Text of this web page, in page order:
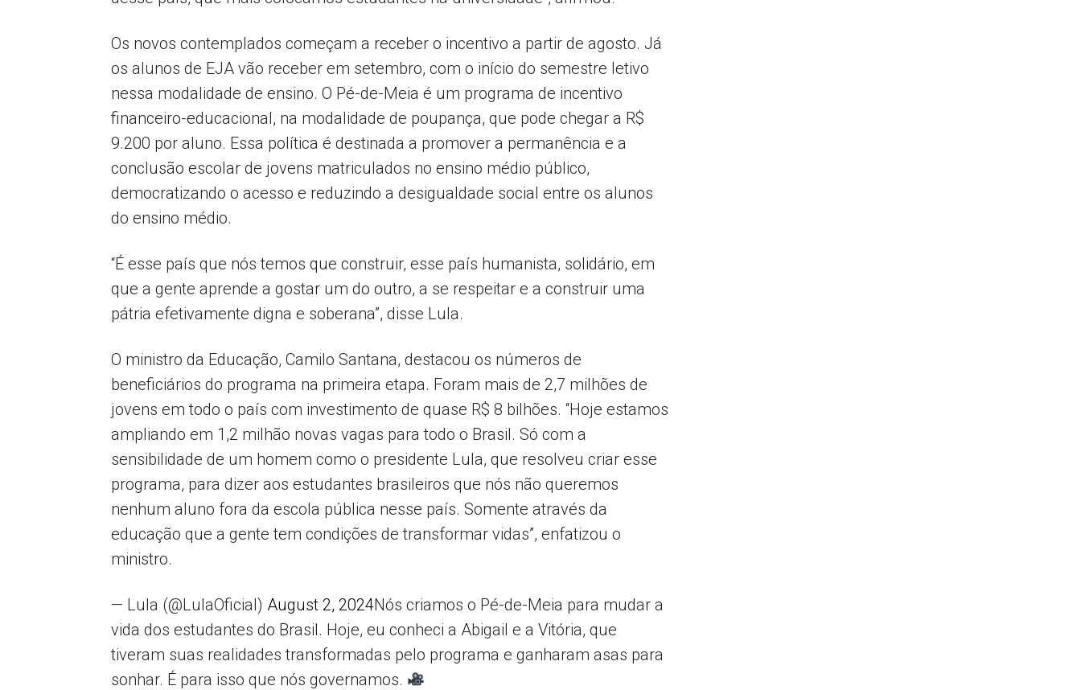
Os novos contemplados começam a receber o incentivo a partir de agosto. Já
os alunos de EJA vão receber em setembro, com o início do semestre letivo
nessa modalidade de ensino. O Pé-de-Meia é um programa de incentivo
financeiro-educacional, na modalidade de poupança, que pode chegar a R$
9.200 por aluno. Essa política é destinada a promover a permanência e a
conclusão escolar de jovens matriculados no ensino médio público,
democratizando o acesso e reduzindo a desigualdade social entre os alunos
do ensino médio.
“É esse país que nós temos que construir, esse país humanista, solidário, em
que a gente aprende a gostar um do outro, a se respeitar e a construir uma
pátria efetivamente digna e soberana”, disse Lula.
O ministro da Educação, Camilo Santana, destacou os números de
beneficiários do programa na primeira etapa. Foram mais de 2,7 milhões de
jovens em todo o país com investimento de quase R$ 8 bilhões. “Hoje estamos
ampliando em 1,2 milhão novas vagas para todo o Brasil. Só com a
sensibilidade de um homem como o presidente Lula, que resolveu criar esse
programa, para dizer aos estudantes brasileiros que nós não queremos
nenhum aluno fora da escola pública nesse país. Somente através da
educação que a gente tem condições de transformar vidas”, enfatizou o
ministro.
— Lula (@LulaOficial) August 2, 2024Nós criamos o Pé-de-Meia para mudar a
vida dos estudantes do Brasil. Hoje, eu conheci a Abigail e a Vitória, que
tiveram suas realidades transformadas pelo programa e ganharam asas para
sonhar. É para isso que nós governamos.